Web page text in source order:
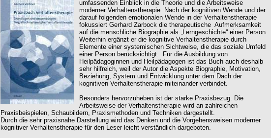
umfassenden Einblick in die Theorie und die Arbeitsweise
moderner Verhaltenstherapie. Nach der kognitiven Wende und der
darauf folgenden emotionalen Wende in der Verhaltenstherapie
fokussiert Gerhard Zarbock die therapeutische Aufmerksamkeit
auf die menschliche Biographie als „Lerngeschichte“ einer Person.
Weiterhin ergänzt er die kognitive Verhaltenstherapie durch
Elemente einer systemischen Sichtweise, die das soziale Umfeld
einer Person berücksichtigt. Für die Ausbildung von
Heilpädagoginnen und Heilpädagogen ist das Buch auch deshalb
sehr hilfreich, weil der Autor die Aspekte Biographie, Motivation,
Beziehung, System und Entwicklung unter dem Dach der
kognitiven Verhaltenstherapie miteinander verbindet.
Besonders hervorzuheben ist der starke Praxisbezug. Die
Arbeitsweise der Verhaltenstherapie wird an zahlreichen
Praxisbeispielen, Schaubildern, Praxismethoden und Techniken dargestellt.
Durch die sehr praxisnahe Darstellung wird das Denken und die Vorgehensweisen moderner
kognitiver Verhaltenstherapie für den Leser leicht verständlich dargeboten.